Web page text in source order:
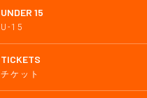
UNDER 15
U-15
TICKETS
チケット